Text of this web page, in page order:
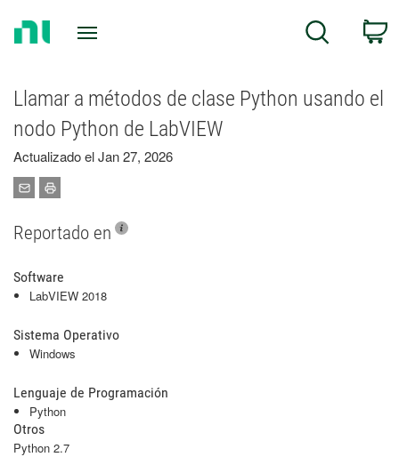
Search
Llamar a métodos de clase Python usando el
nodo Python de LabVIEW
Actualizado el Jan 27, 2026
Reportado en
Software
LabVIEW 2018
Sistema Operativo
Windows
Lenguaje de Programación
Python
Otros
Python 2.7